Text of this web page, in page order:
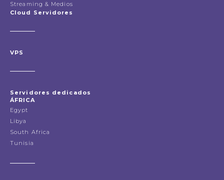
Streaming & Medios
Cloud Servidores
VPS
Servidores dedicados
ÁFRICA
Egypt
Libya
South Africa
Tunisia